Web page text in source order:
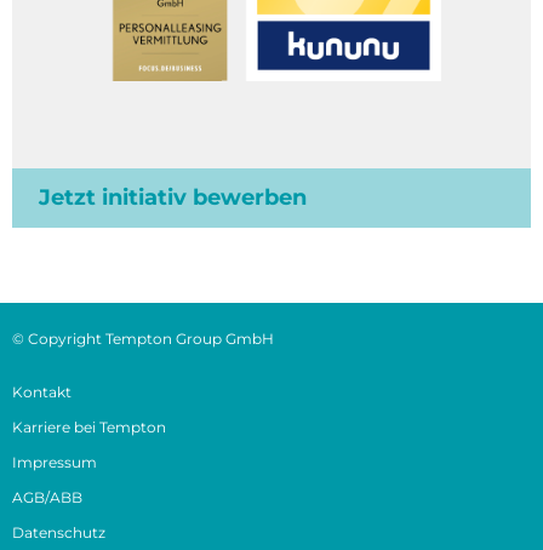
Jetzt initiativ bewerben
© Copyright Tempton Group GmbH
Kontakt
Karriere bei Tempton
Impressum
AGB/ABB
Datenschutz